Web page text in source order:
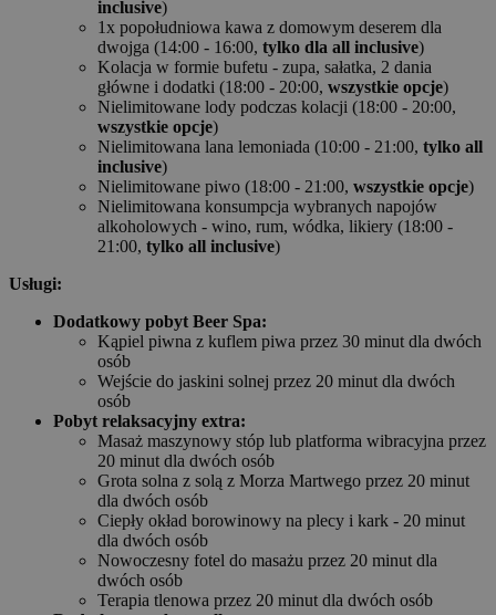
inclusive)
1x popołudniowa kawa z domowym deserem dla
dwojga (14:00 - 16:00, tylko dla all inclusive)
Kolacja w formie bufetu - zupa, sałatka, 2 dania
główne i dodatki (18:00 - 20:00, wszystkie opcje)
Nielimitowane lody podczas kolacji (18:00 - 20:00,
wszystkie opcje)
Nielimitowana lana lemoniada (10:00 - 21:00, tylko all
inclusive)
Nielimitowane piwo (18:00 - 21:00, wszystkie opcje)
Nielimitowana konsumpcja wybranych napojów
alkoholowych - wino, rum, wódka, likiery (18:00 -
21:00, tylko all inclusive)
Usługi:
Dodatkowy pobyt Beer Spa:
Kąpiel piwna z kuflem piwa przez 30 minut dla dwóch
osób
Wejście do jaskini solnej przez 20 minut dla dwóch
osób
Pobyt relaksacyjny extra:
Masaż maszynowy stóp lub platforma wibracyjna przez
20 minut dla dwóch osób
Grota solna z solą z Morza Martwego przez 20 minut
dla dwóch osób
Ciepły okład borowinowy na plecy i kark - 20 minut
dla dwóch osób
Nowoczesny fotel do masażu przez 20 minut dla
dwóch osób
Terapia tlenowa przez 20 minut dla dwóch osób